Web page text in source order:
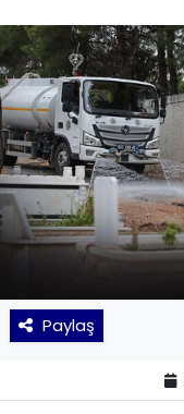
Paylaş
MAGAZİN
POLİTİKA
SAĞLIK
Siyaset
TEKNOLOJİ
Yaşam